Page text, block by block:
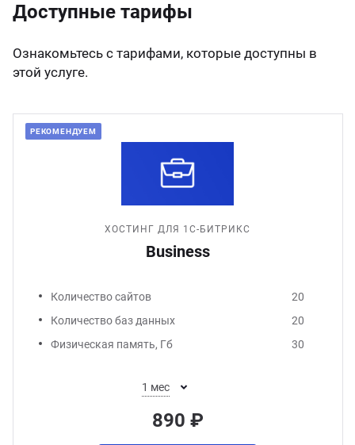
Доступные тарифы
Ознакомьтесь с тарифами, которые доступны в
этой услуге.
ХОСТИНГ ДЛЯ 1С-БИТРИКС
Business
РЕКОМЕНДУЕМ
Количество сайтов
20
Количество баз данных
20
Физическая память, Гб
30
1 мес
890 ₽